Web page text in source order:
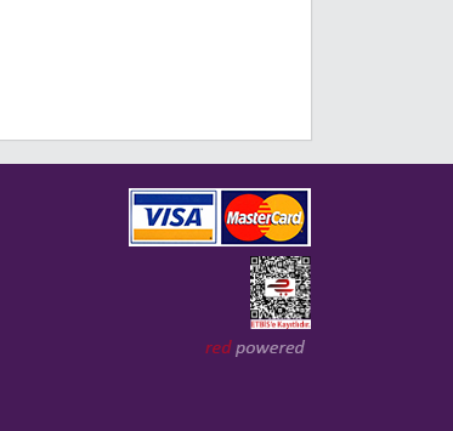
Web tasarım: Red Bilişim